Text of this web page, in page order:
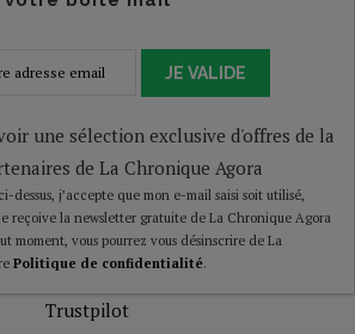
JE VALIDE
une sélection exclusive d'offres de la
de La Chronique Agora
dessus, j’accepte que mon e-mail saisi soit utilisé,
reçoive la newsletter gratuite de La Chronique Agora
moment, vous pourrez vous désinscrire de La
Politique de confidentialité.
Trustpilot